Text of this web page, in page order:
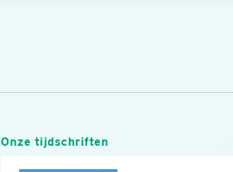
Onze tijdschriften